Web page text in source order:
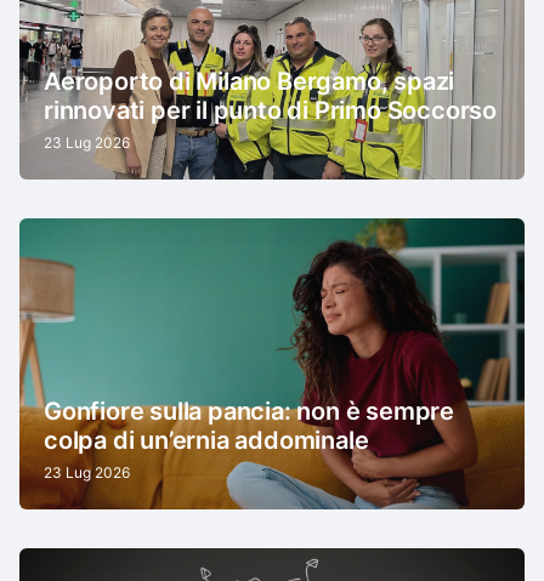
Aeroporto di Milano Bergamo, spazi
rinnovati per il punto di Primo Soccorso
23 Lug 2026
Gonfiore sulla pancia: non è sempre
colpa di un’ernia addominale
23 Lug 2026